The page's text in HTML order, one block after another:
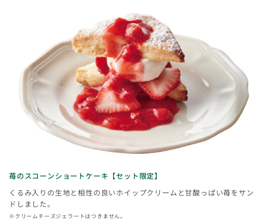
苺のスコーンショートケーキ【セット限定】
くるみ入りの生地と相性の良いホイップクリームと甘酸っぱい苺をサン
ドしました。
※クリームチーズジェラートはつきません。